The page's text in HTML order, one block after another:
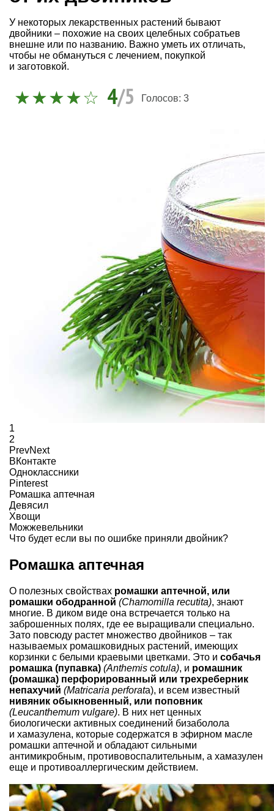
У некоторых лекарственных растений бывают
двойники – похожие на своих целебных собратьев
внешне или по названию. Важно уметь их отличать,
чтобы не обмануться с лечением, покупкой
и заготовкой.
4/5 Голосов: 3
1
2
PrevNext
ВКонтакте
Одноклассники
Pinterest
Ромашка аптечная
Девясил
Хвощи
Можжевельники
Что будет если вы по ошибке приняли двойник?
Ромашка аптечная
О полезных свойствах ромашки аптечной, или
ромашки ободранной (Chamomilla recutita), знают
многие. В диком виде она встречается только на
заброшенных полях, где ее выращивали специально.
Зато повсюду растет множество двойников – так
называемых ромашковидных растений, имеющих
корзинки с белыми краевыми цветками. Это и собачья
ромашка (пупавка) (Anthemis cotula), и ромашник
(ромашка) перфорированный или трехреберник
непахучий (Matricaria perforata), и всем известный
нивяник обыкновенный, или поповник
(Leucanthemum vulgare). В них нет ценных
биологически активных соединений бизаболола
и хамазулена, которые содержатся в эфирном масле
ромашки аптечной и обладают сильными
антимикробным, противовоспалительным, а хамазулен
еще и противоаллергическим действием.